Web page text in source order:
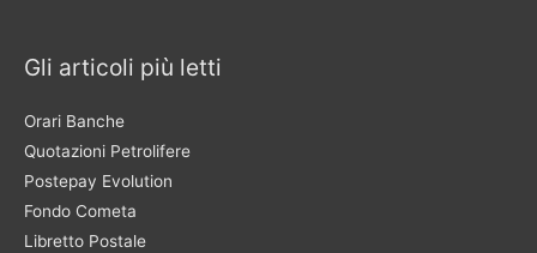
Gli articoli più letti
Orari Banche
Quotazioni Petrolifere
Postepay Evolution
Fondo Cometa
Libretto Postale